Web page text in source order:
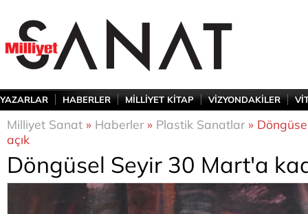
YAZARLAR HABERLER MİLLİYET KİTAP VİZYONDAKİLER
Milliyet Sanat » Haberler» Plastik Sanatlar»
açık
Döngüsel Seyir 30 Mart'a